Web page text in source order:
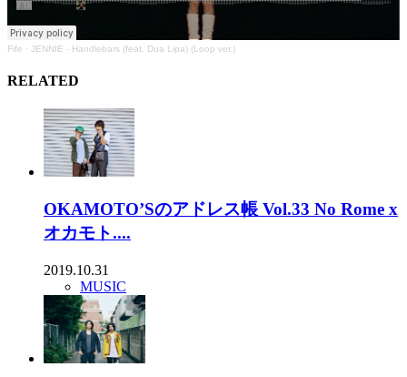
Fife · JENNIE - Handlebars (feat. Dua Lipa) (Loop ver.)
RELATED
OKAMOTO’Sのアドレス帳 Vol.33 No Rome x
オカモト....
2019.10.31
MUSIC